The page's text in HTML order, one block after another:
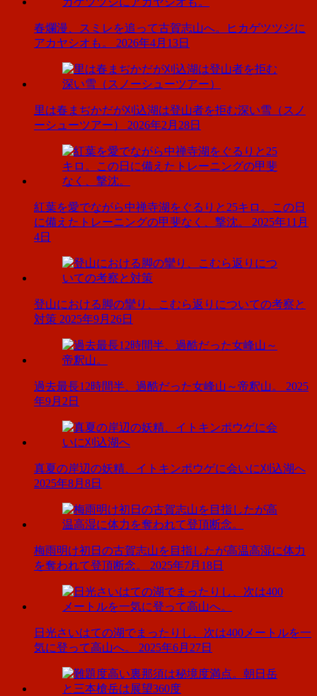
春爛漫、スミレを追って古賀志山へ。ヒカゲツツジに
アカヤシオも。
2026年4月13日
里は春まぢかだが刈込湖は登山者を拒む深い雪（スノ
ーシューツアー）
2026年2月28日
紅葉を愛でながら中禅寺湖をぐるりと25キロ。この日
に備えたトレーニングの甲斐なく、撃沈。
2025年11月
4日
登山における脚の攣り、こむら返りについての考察と
対策 2025年9月26日
過去最長12時間半、過酷だった女峰山～帝釈山。
2025
年9月2日
真夏の岸辺の妖精、イトキンポウゲに会いに刈込湖へ
2025年8月8日
梅雨明け初日の古賀志山を目指したが高温高湿に体力
を奪われて登頂断念。
2025年7月18日
日光さいはての湖でまったりし、次は400メートルを一
気に登って高山へ。
2025年6月27日